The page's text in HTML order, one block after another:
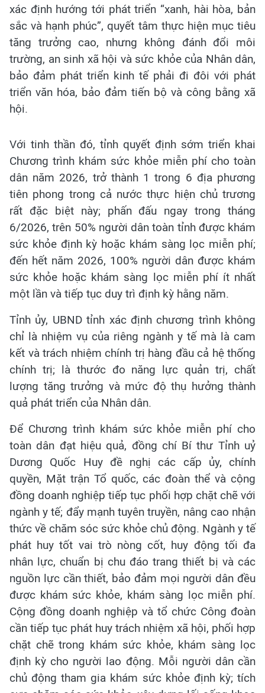
xác định hướng tới phát triển “xanh, hài hòa, bản
sắc và hạnh phúc”, quyết tâm thực hiện mục tiêu
tăng trưởng cao, nhưng không đánh đổi môi
trường, an sinh xã hội và sức khỏe của Nhân dân,
bảo đảm phát triển kinh tế phải đi đôi với phát
triển văn hóa, bảo đảm tiến bộ và công bằng xã
hội.
Với tinh thần đó, tỉnh quyết định sớm triển khai
Chương trình khám sức khỏe miễn phí cho toàn
dân năm 2026, trở thành 1 trong 6 địa phương
tiên phong trong cả nước thực hiện chủ trương
rất đặc biệt này; phấn đấu ngay trong tháng
6/2026, trên 50% người dân toàn tỉnh được khám
sức khỏe định kỳ hoặc khám sàng lọc miễn phí;
đến hết năm 2026, 100% người dân được khám
sức khỏe hoặc khám sàng lọc miễn phí ít nhất
một lần và tiếp tục duy trì định kỳ hằng năm.
Tỉnh ủy, UBND tỉnh xác định chương trình không
chỉ là nhiệm vụ của riêng ngành y tế mà là cam
kết và trách nhiệm chính trị hàng đầu cả hệ thống
chính trị; là thước đo năng lực quản trị, chất
lượng tăng trưởng và mức độ thụ hưởng thành
quả phát triển của Nhân dân.
Để Chương trình khám sức khỏe miễn phí cho
toàn dân đạt hiệu quả, đồng chí Bí thư Tỉnh uỷ
Dương Quốc Huy đề nghị các cấp ủy, chính
quyền, Mặt trận Tổ quốc, các đoàn thể và cộng
đồng doanh nghiệp tiếp tục phối hợp chặt chẽ với
ngành y tế; đẩy mạnh tuyên truyền, nâng cao nhận
thức về chăm sóc sức khỏe chủ động. Ngành y tế
phát huy tốt vai trò nòng cốt, huy động tối đa
nhân lực, chuẩn bị chu đáo trang thiết bị và các
nguồn lực cần thiết, bảo đảm mọi người dân đều
được khám sức khỏe, khám sàng lọc miễn phí.
Cộng đồng doanh nghiệp và tổ chức Công đoàn
cần tiếp tục phát huy trách nhiệm xã hội, phối hợp
chặt chẽ trong khám sức khỏe, khám sàng lọc
định kỳ cho người lao động. Mỗi người dân cần
chủ động tham gia khám sức khỏe định kỳ; tích